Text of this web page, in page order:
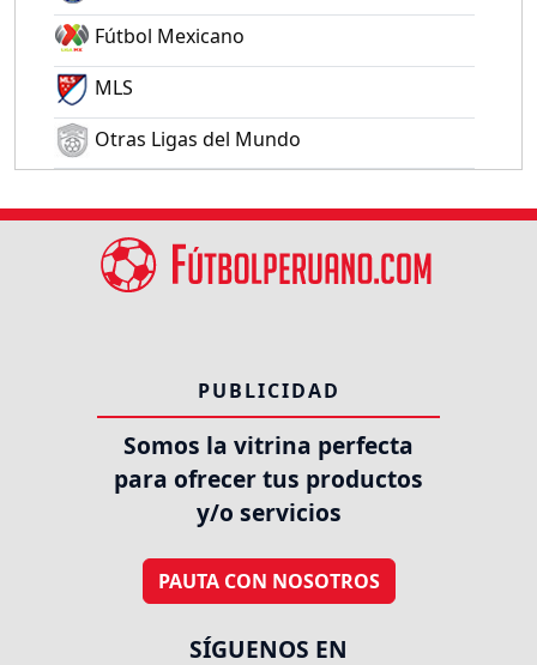
Fútbol Mexicano
MLS
Otras Ligas del Mundo
PUBLICIDAD
Somos la vitrina perfecta
para ofrecer tus productos
y/o servicios
PAUTA CON NOSOTROS
SÍGUENOS EN